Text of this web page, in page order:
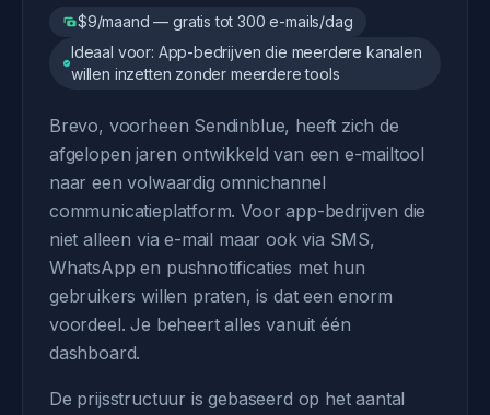
$9/maand — gratis tot 300 e-mails/dag
Ideaal voor: App-bedrijven die meerdere kanalen
willen inzetten zonder meerdere tools
Brevo, voorheen Sendinblue, heeft zich de
afgelopen jaren ontwikkeld van een e-mailtool
naar een volwaardig omnichannel
communicatieplatform. Voor app-bedrijven die
niet alleen via e-mail maar ook via SMS,
WhatsApp en pushnotificaties met hun
gebruikers willen praten, is dat een enorm
voordeel. Je beheert alles vanuit één
dashboard.
De prijsstructuur is gebaseerd op het aantal